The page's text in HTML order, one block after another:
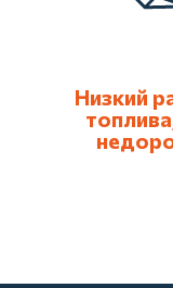
Низкий